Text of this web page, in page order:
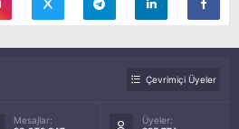
Çevrimiçi Üyeler
Mesajlar:
Üyeler: